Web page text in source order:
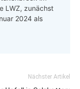
im
LWZ, zunächst
2024 als